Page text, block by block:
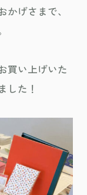
げさまで、
買い上げいた
した！